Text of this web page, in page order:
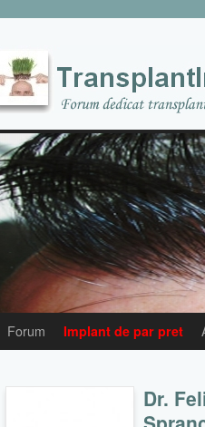
Forum Implant de par pret
Dr.